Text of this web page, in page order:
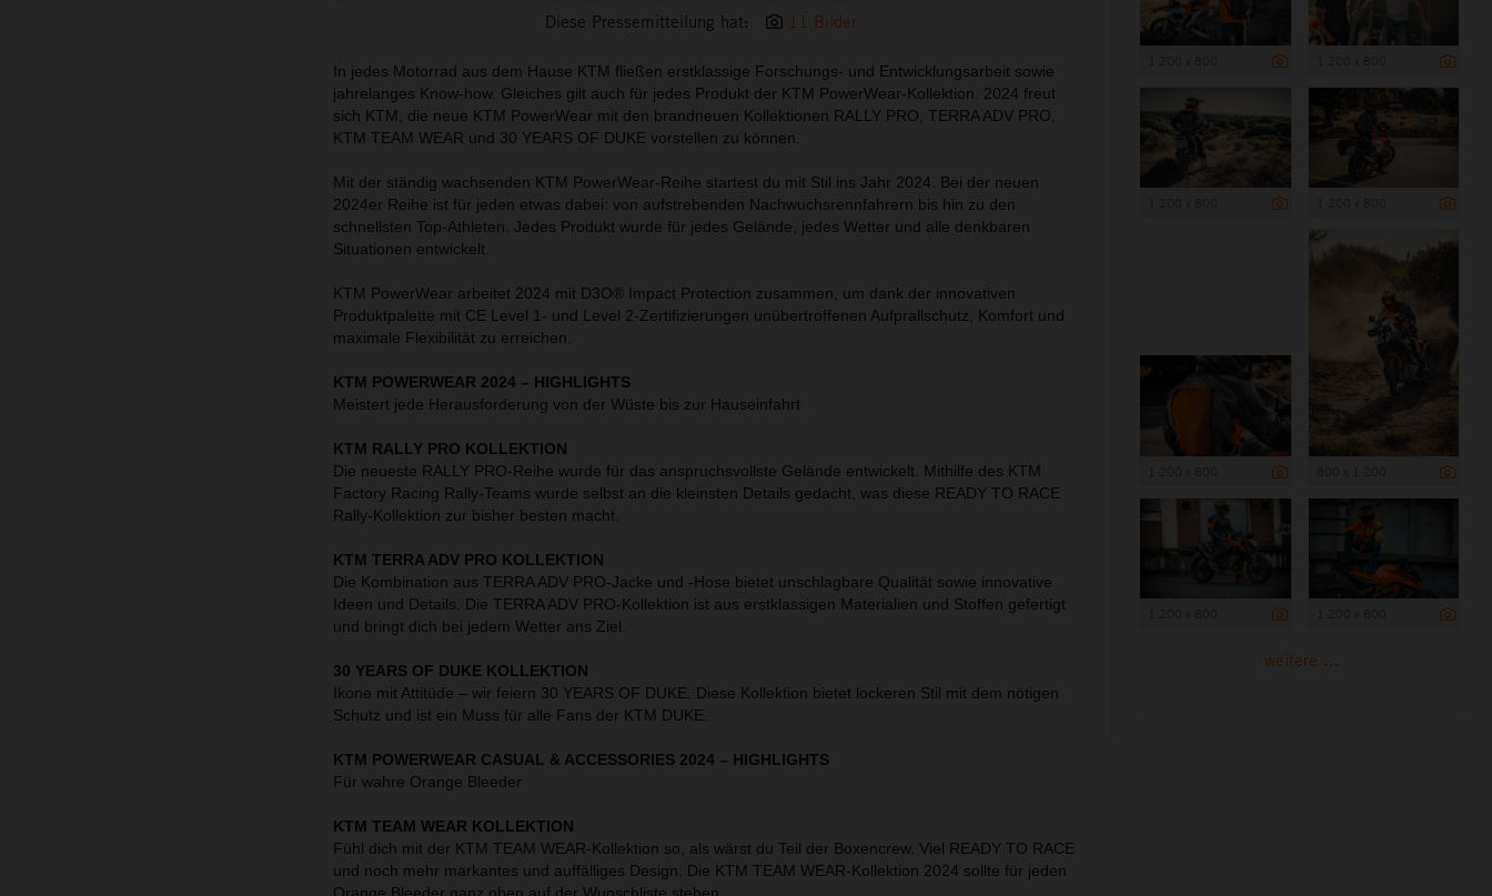
Diese Pressemitteilung hat: 11 Bilder
In jedes Motorrad aus dem Hause KTM fließen erstklassige Forschungs- und Entwicklungsarbeit sowie
jahrelanges Know-how. Gleiches gilt auch für jedes Produkt der KTM PowerWear-Kollektion. 2024 freut
sich KTM, die neue KTM PowerWear mit den brandneuen Kollektionen RALLY PRO, TERRA ADV PRO,
KTM TEAM WEAR und 30 YEARS OF DUKE vorstellen zu können.
Mit der ständig wachsenden KTM PowerWear-Reihe startest du mit Stil ins Jahr 2024. Bei der neuen
2024er Reihe ist für jeden etwas dabei: von aufstrebenden Nachwuchsrennfahrern bis hin zu den
schnellsten Top-Athleten. Jedes Produkt wurde für jedes Gelände, jedes Wetter und alle denkbaren
Situationen entwickelt.
KTM PowerWear arbeitet 2024 mit D3O® Impact Protection zusammen, um dank der innovativen
Produktpalette mit CE Level 1- und Level 2-Zertifizierungen unübertroffenen Aufprallschutz, Komfort und
maximale Flexibilität zu erreichen.
KTM POWERWEAR 2024 – HIGHLIGHTS
Meistert jede Herausforderung von der Wüste bis zur Hauseinfahrt
KTM RALLY PRO KOLLEKTION
Die neueste RALLY PRO-Reihe wurde für das anspruchsvollste Gelände entwickelt. Mithilfe des KTM
Factory Racing Rally-Teams wurde selbst an die kleinsten Details gedacht, was diese READY TO RACE
Rally-Kollektion zur bisher besten macht.
KTM TERRA ADV PRO KOLLEKTION
Die Kombination aus TERRA ADV PRO-Jacke und -Hose bietet unschlagbare Qualität sowie innovative
Ideen und Details. Die TERRA ADV PRO-Kollektion ist aus erstklassigen Materialien und Stoffen gefertigt
und bringt dich bei jedem Wetter ans Ziel.
30 YEARS OF DUKE KOLLEKTION
Ikone mit Attitüde – wir feiern 30 YEARS OF DUKE. Diese Kollektion bietet lockeren Stil mit dem nötigen
Schutz und ist ein Muss für alle Fans der KTM DUKE.
KTM POWERWEAR CASUAL & ACCESSORIES 2024 – HIGHLIGHTS
Für wahre Orange Bleeder
KTM TEAM WEAR KOLLEKTION
Fühl dich mit der KTM TEAM WEAR-Kollektion so, als wärst du Teil der Boxencrew. Viel READY TO RACE
und noch mehr markantes und auffälliges Design. Die KTM TEAM WEAR-Kollektion 2024 sollte für jeden
weitere ...